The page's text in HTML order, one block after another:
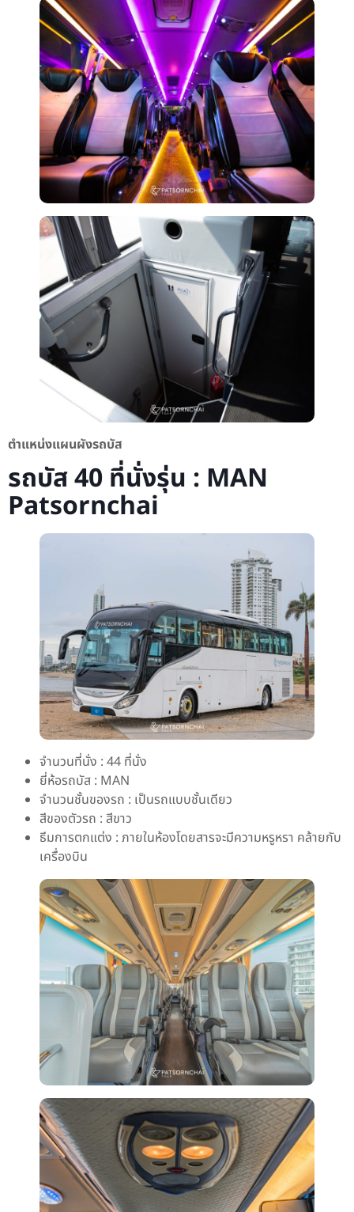
ตำแหน่งแผนผังรถบัส
รถบัส 40 ที่นั่งรุ่น : MAN
Patsornchai
จำนวนที่นั่ง : 44 ที่นั่ง
ยี่ห้อรถบัส : MAN
จำนวนชั้นของรถ : เป็นรถแบบชั้นเดียว
สีของตัวรถ : สีขาว
ธีมการตกแต่ง : ภายในห้องโดยสารจะมีความหรูหรา คล้ายกับ
เครื่องบิน